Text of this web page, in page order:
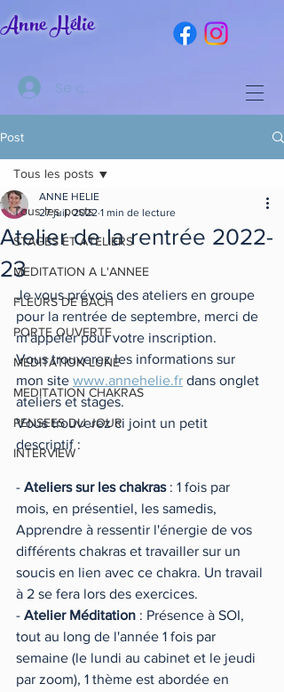
Anne Hélie
Se connecter
Post
Tous les posts
STAGES ET ATELIERS
MEDITATION A L'ANNEE
FLEURS DE BACH
PORTE OUVERTE
MEDITATION LUNE
MEDITATION CHAKRAS
PENSEES DU JOUR
INTERVIEW
Tous les posts
Atelier de la rentrée 2022-
23
ANNE HELIE
27 juil. 2022 1 min de lecture
Je vous prévois des ateliers en groupe
pour la rentrée de septembre, merci de
m'appeler pour votre inscription.
Vous trouverez les informations sur
mon site www.annehelie.fr dans onglet
ateliers et stages.
Vous trouverez ci joint un petit
descriptif :
- Ateliers sur les chakras : 1 fois par
mois, en présentiel, les samedis,
Apprendre à ressentir l'énergie de vos
différents chakras et travailler sur un
soucis en lien avec ce chakra. Un travail
à 2 se fera lors des exercices.
- Atelier Méditation : Présence à SOI,
tout au long de l'année 1 fois par
semaine (le lundi au cabinet et le jeudi
par zoom), 1 thème est abordée en